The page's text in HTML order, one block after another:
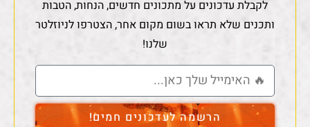
לקבלת עדכונים על מתכונים חדשים, הנחות, הטבות
ותכנים שלא תראו בשום מקום אחר, הצטרפו לניוזלטר
שלנו!
הרשמה לעדכונים חמים!